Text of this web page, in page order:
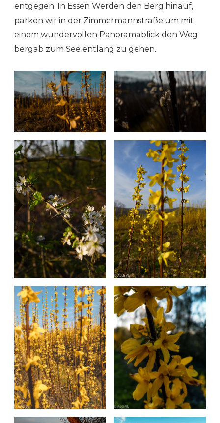
entgegen. In Essen Werden den Berg hinauf,
parken wir in der Zimmermannstraße um mit
einem wundervollen Panoramablick den Weg
bergab zum See entlang zu gehen.